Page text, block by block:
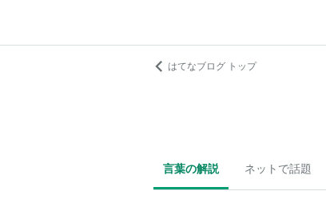
はてなブログ トップ
言葉の解説 ネットで話題